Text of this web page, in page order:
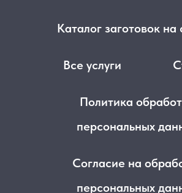
Каталог заготовок на
Все услуги
Политика
персональных
Согласие на
персональных